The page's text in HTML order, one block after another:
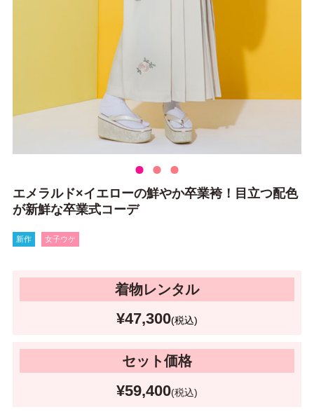
エメラルド×イエローの鮮やか卒業袴！目立つ配色
が新鮮な卒業式コーデ
新作 女子ウケ
着物レンタル
¥47,300(税込)
セット価格
¥59,400(税込)